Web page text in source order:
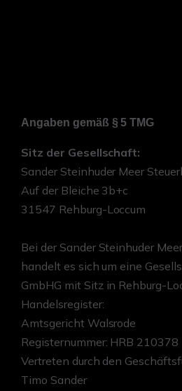
Angaben gemäß § 5 TMG
Sitz der Gesellschaft:
Sander Steinhuder Meer
Auf der Bleiche 3b+c
31547 Rehburg-Loccum
Bei der Sander Steinhuder
handelt es sich um eine
GmbHG mit Sitz in Rehburg-
Handelsregister:
Amtsgericht Walsrode
Registernummer: HRB 210378
Vertreten durch den
Timo Sander